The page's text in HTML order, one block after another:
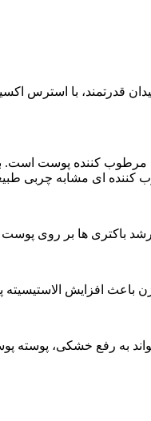
مرطوب کننده پوست
کننده ای مشابه چربی
باکتری ها بر روی
باعث افزایش
به رفع خشکی، پوسته